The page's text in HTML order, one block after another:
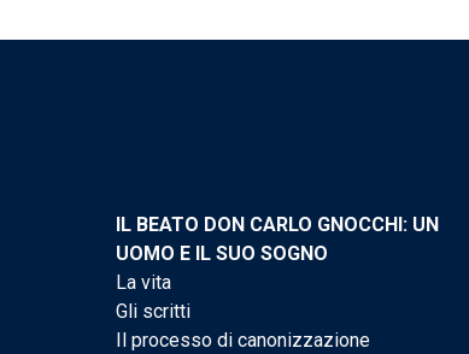
IL BEATO DON CARLO GNOCCHI: UN
UOMO E IL SUO SOGNO
La vita
Gli scritti
Il processo di canonizzazione